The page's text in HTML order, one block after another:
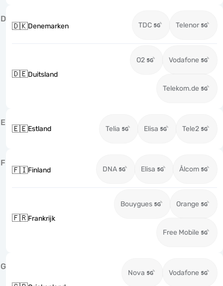
D
🇩🇰Denemarken TDC Telenor
🇩🇪Duitsland
O2 Vodafone
Telekom.de
E
🇪🇪Estland Telia Elisa Tele2
F
🇫🇮Finland DNA Elisa Ålcom
🇫🇷Frankrijk
Bouygues Orange
Free Mobile
G
Nova Vodafone